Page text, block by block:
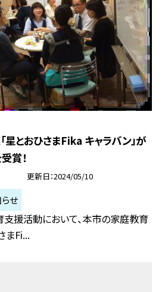
とおひさまFika キャラバン」が
賞！
更新日 2024/05/10
せ
援活動において、本市の家庭教育
まFi...